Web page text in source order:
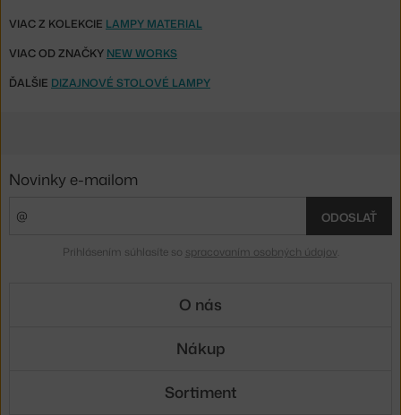
VIAC Z KOLEKCIE LAMPY MATERIAL
VIAC OD ZNAČKY NEW WORKS
ĎALŠIE DIZAJNOVÉ STOLOVÉ LAMPY
Novinky e-mailom
ODOSLAŤ
Prihlásením súhlasíte so spracovaním osobných údajov.
O nás
Nákup
Sortiment